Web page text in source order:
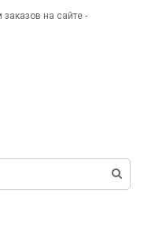
на сайте -